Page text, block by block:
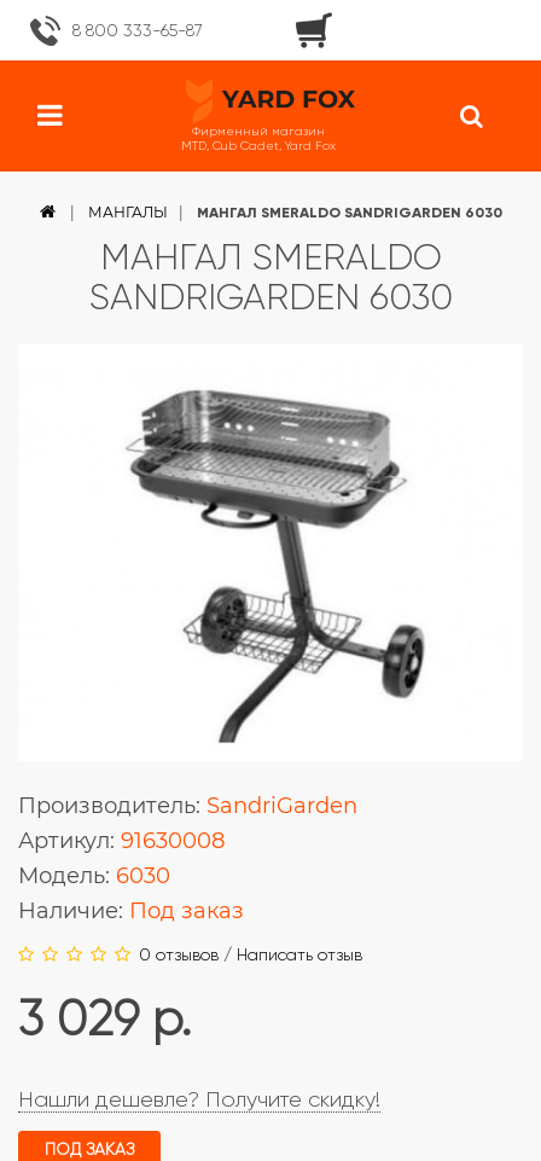
8 800 333-65-87
Фирменный магазин
MTD, Cub Cadet, Yard Fox
МАНГАЛЫ МАНГАЛ SMERALDO SANDRIGARDEN 6030
МАНГАЛ SMERALDO
SANDRIGARDEN 6030
Производитель: SandriGarden
Артикул: 91630008
Модель: 6030
Наличие: Под заказ
0 отзывов / Написать отзыв
3 029 р.
Нашли дешевле? Получите скидку!
ПОД ЗАКАЗ